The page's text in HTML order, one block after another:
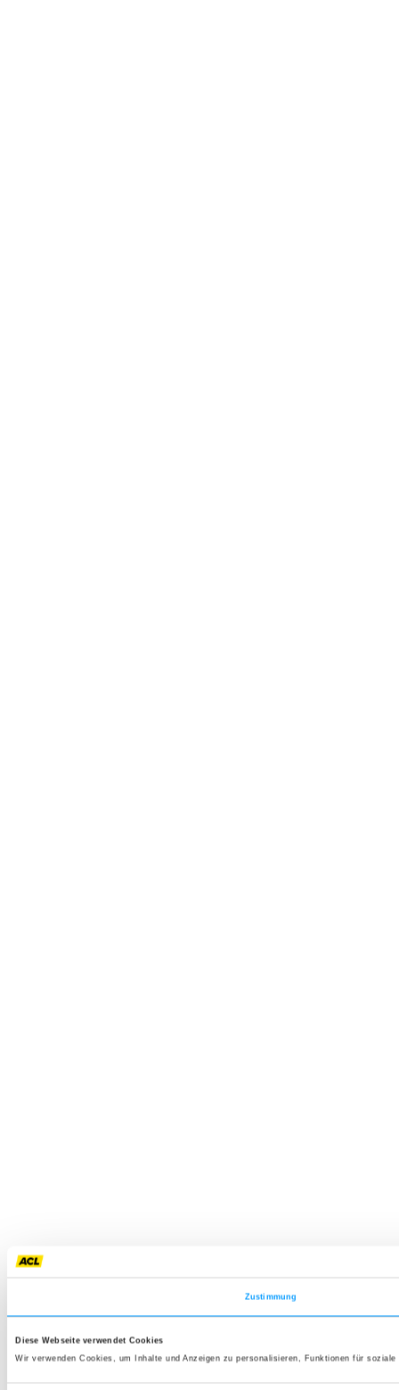
Zustimmung
Diese Webseite verwendet Cookies
Wir verwenden Cookies, um Inhalte und Anzeigen zu personalisieren, Funktionen für